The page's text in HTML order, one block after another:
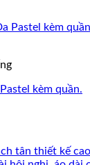
kèm quần.